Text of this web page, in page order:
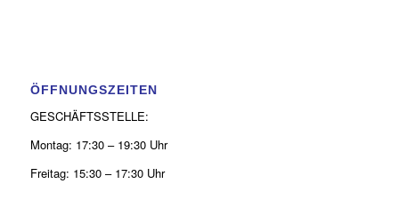
ÖFFNUNGSZEITEN
GESCHÄFTSSTELLE:
Montag: 17:30 – 19:30 Uhr
Freitag: 15:30 – 17:30 Uhr